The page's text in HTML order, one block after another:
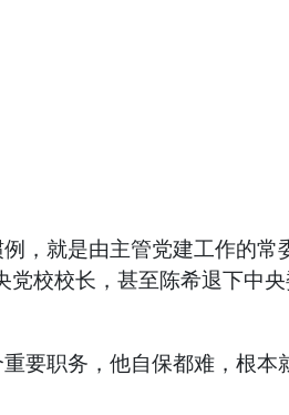
就是由主管党建工作的常
校校长，甚至陈希退下中
职务，他自保都难，根本